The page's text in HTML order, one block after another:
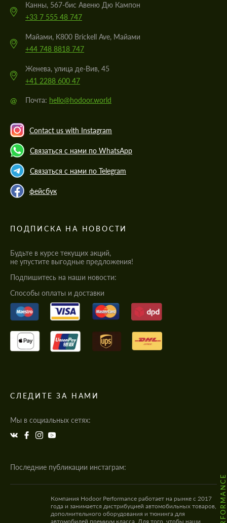
Канны, 567-бис Авеню Дю Кампон
+33 7 555 48 747
Майами, K800 Brickell Ave, Майами
+44 748 8818 747
Женева, улица де-Вив, 45
+41 2288 600 47
@ Почта: hello@hodoor.world
Contact us with Instagram
Связаться с нами по WhatsApp
Связаться с нами по Telegram
фейсбук
ПОДПИСКА НА НОВОСТИ
Будьте в курсе текущих акций,
не упустите выгодные предложения!
Подпишитесь на наши новости:
Cпособы оплаты и доставки
СЛЕДИТЕ ЗА НАМИ
Мы в социальных сетях:
Последние публикации инстаграм:
Компания Hodoor Performance работает на рынке с 2017
года и занимается дистрибуцией автомобильных товаров,
дополнительного оборудования и тюнинга для
автомобилей премиум класса. Для того, чтобы наши